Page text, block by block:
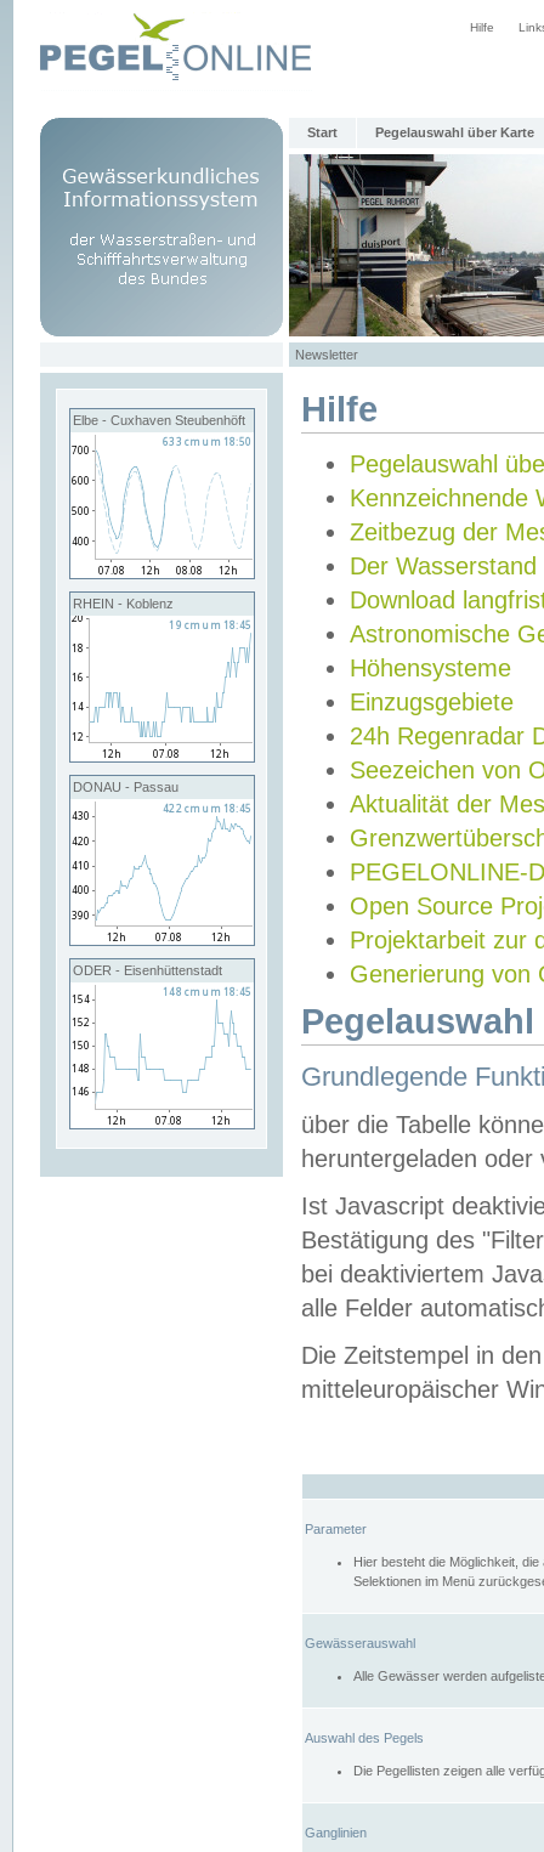
Hilfe
Start Pegelauswahl über Karte
Newsletter
Elbe - Cuxhaven Steubenhöft
RHEIN - Koblenz
DONAU - Passau
ODER - Eisenhüttenstadt
Hilfe
Pegelauswahl
Kennzeichnende
Zeitbezug der
Der Wasserstand
Download
Astronomische
Höhensysteme
Einzugsgebiete
24h Regenradar
Seezeichen von
Aktualität der
PEGELONLINE-
Open Source
Projektarbeit zur
Generierung von
Grundlegende
über die Tabelle
heruntergeladen oder
Ist Javascript
Bestätigung des
bei deaktiviertem
alle Felder
Die Zeitstempel in
mitteleuropäischer
Parameter
Hier besteht die Möglichkeit,
Selektionen im Menü
Gewässerauswahl
Alle Gewässer werden
Auswahl des Pegels
Die Pegellisten zeigen alle
Ganglinien